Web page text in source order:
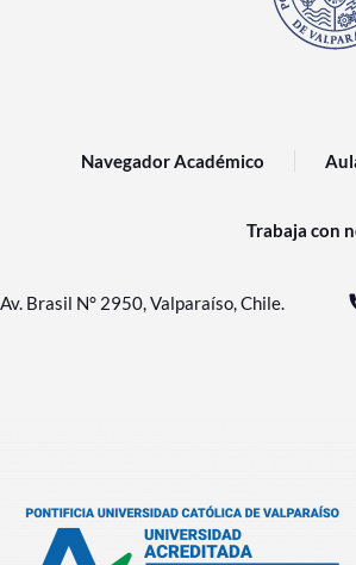
Navegador Académico
Trabaja con
Av. Brasil N° 2950, Valparaíso, Chile.